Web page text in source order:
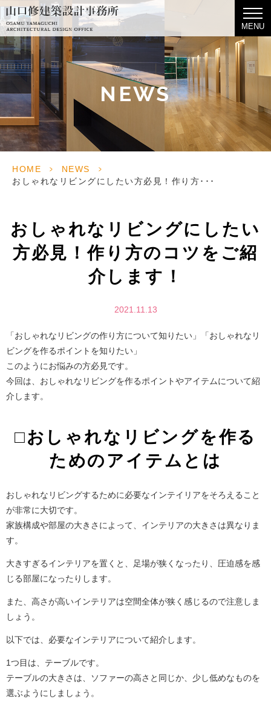
MENU
NEWS
HOME > NEWS
>
おしゃれなリビングにしたい方必見！作り方･･･
おしゃれなリビングにしたい
方必見！作り方のコツをご紹
介します！
2021.11.13
「おしゃれなリビングの作り方について知りたい」「おしゃれなリ
ビングを作るポイントを知りたい」
このようにお悩みの方必見です。
今回は、おしゃれなリビングを作るポイントやアイテムについて紹
介します。
□おしゃれなリビングを作る
ためのアイテムとは
おしゃれなリビングするために必要なインテイリアをそろえること
が非常に大切です。
家族構成や部屋の大きさによって、インテリアの大きさは異なりま
す。
大きすぎるインテリアを置くと、足場が狭くなったり、圧迫感を感
じる部屋になったりします。
また、高さが高いインテリアは空間全体が狭く感じるので注意しま
しょう。
以下では、必要なインテリアについて紹介します。
1つ目は、テーブルです。
テーブルの大きさは、ソファーの高さと同じか、少し低めなものを
選ぶようにしましょう。